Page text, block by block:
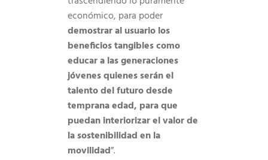
económico, para poder
demostrar al usuario los
beneficios tangibles como
educar a las generaciones
jóvenes quienes serán el
talento del futuro desde
temprana edad, para que
puedan interiorizar el valor de
la sostenibilidad en la
movilidad”.